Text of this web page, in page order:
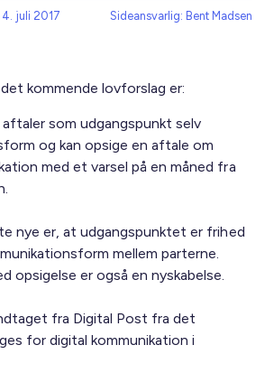
juli 2017 Sideansvarlig: Bent Madsen
kommende lovforslag er:
som udgangspunkt selv
og kan opsige en aftale om
med et varsel på en måned fra
nye er, at udgangspunktet er frihed
mellem parterne.
opsigelse er også en nyskabelse.
fra Digital Post fra det
for digital kommunikation i